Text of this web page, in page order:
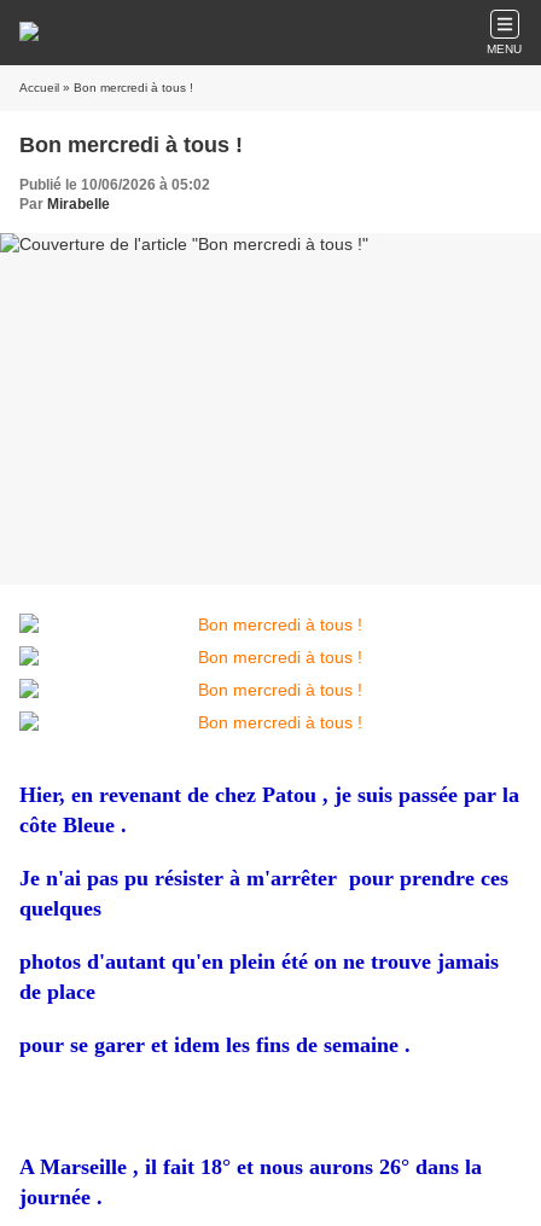
MENU
Accueil » Bon mercredi à tous !
Bon mercredi à tous !
Publié le 10/06/2026 à 05:02
Par Mirabelle
Hier, en revenant de chez Patou , je suis passée par la
côte Bleue .
Je n'ai pas pu résister à m'arrêter pour prendre ces
quelques
photos d'autant qu'en plein été on ne trouve jamais
de place
pour se garer et idem les fins de semaine .
A Marseille , il fait 18° et nous aurons 26° dans la
journée .